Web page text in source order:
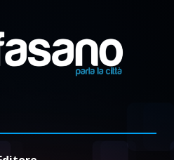
2026 07:15
Musica di
nuovo